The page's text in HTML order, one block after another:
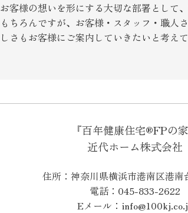
お客様の想いを形にする大切な部署として
もちろんですが、お客様・スタッフ・職人
しさもお客様にご案内していきたいと考えて
『百年健康住宅®FPの家
近代ホーム株式会社
住所：神奈川県横浜市港南区港
電話：045-833-2622
Eメール：